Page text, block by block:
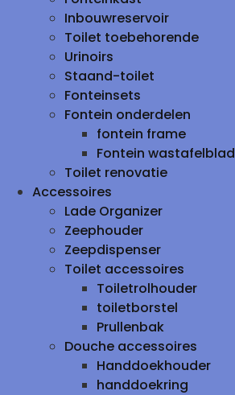
Inbouwreservoir
Toilet toebehorende
Urinoirs
Staand-toilet
Fonteinsets
Fontein onderdelen
fontein frame
Fontein wastafelblad
Toilet renovatie
Accessoires
Lade Organizer
Zeephouder
Zeepdispenser
Toilet accessoires
Toiletrolhouder
toiletborstel
Prullenbak
Douche accessoires
Handdoekhouder
handdoekring